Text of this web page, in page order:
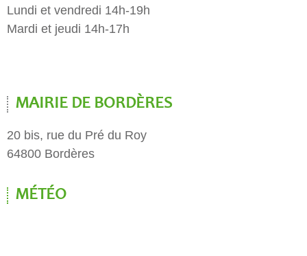
Lundi et vendredi 14h-19h
Mardi et jeudi 14h-17h
MAIRIE DE BORDÈRES
20 bis, rue du Pré du Roy
64800 Bordères
MÉTÉO